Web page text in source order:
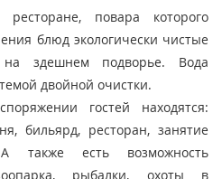
повара которого
блюд экологически чистые
здешнем подворье. Вода
двойной очистки.
гостей находятся:
бильярд, ресторан, занятие
также есть возможность
рыбалки, охоты в